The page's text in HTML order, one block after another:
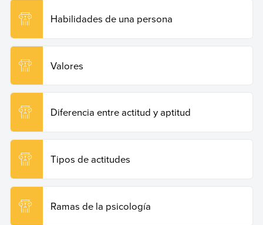
Habilidades de una persona
Valores
Diferencia entre actitud y aptitud
Tipos de actitudes
Ramas de la psicología